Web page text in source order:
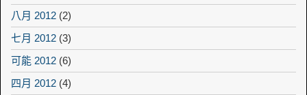
八月 2012 (2)
七月 2012 (3)
可能 2012 (6)
四月 2012 (4)